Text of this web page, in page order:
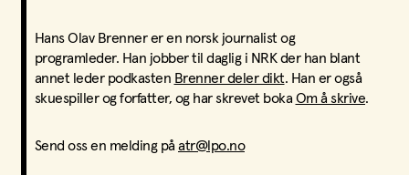
Hans Olav Brenner er en norsk journalist og
programleder. Han jobber til daglig i NRK der han blant
annet leder podkasten Brenner deler dikt. Han er også
skuespiller og forfatter, og har skrevet boka Om å skrive.
Send oss en melding på atr@lpo.no